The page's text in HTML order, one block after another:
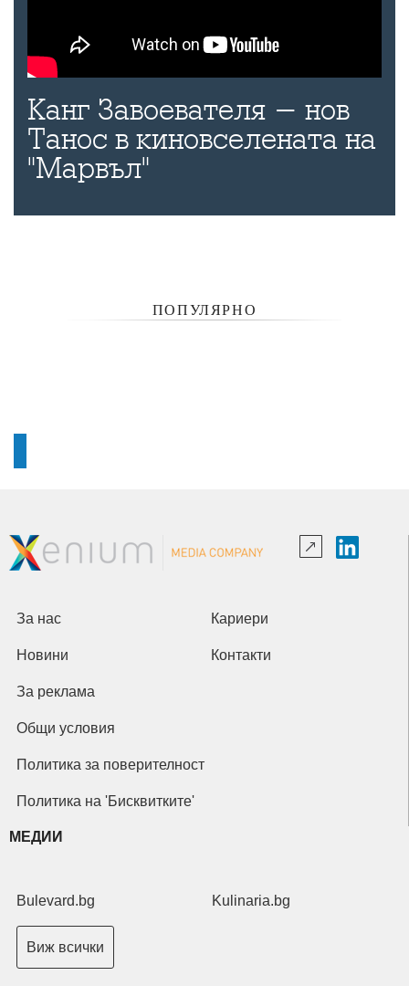
Канг Завоевателя - нов
Танос в киновселената на
"Марвъл"
ПОПУЛЯРНО
За нас Кариери
Новини Контакти
За реклама
Общи условия
Политика за поверителност
Политика на 'Бисквитките'
МЕДИИ
Bulevard.bg Kulinaria.bg
Виж всички